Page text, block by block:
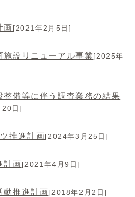
画[2021年2月5日]
設リニューアル事業[2025年
整備等に伴う調査業務の結果
日]
推進計画[2024年3月25日]
計画[2021年4月9日]
動推進計画[2018年2月2日]